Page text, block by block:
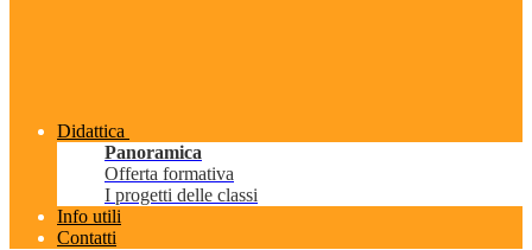
Didattica
Panoramica
Offerta formativa
I progetti delle classi
Info utili
Contatti